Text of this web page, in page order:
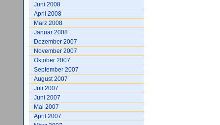
Juni 2008
April 2008
März 2008
Januar 2008
Dezember 2007
November 2007
Oktober 2007
September 2007
August 2007
Juli 2007
Juni 2007
Mai 2007
April 2007